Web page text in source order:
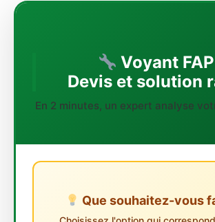
Voyant
Devis et solution
En 2 minutes, un expert analyse
Que souhaitez-vous